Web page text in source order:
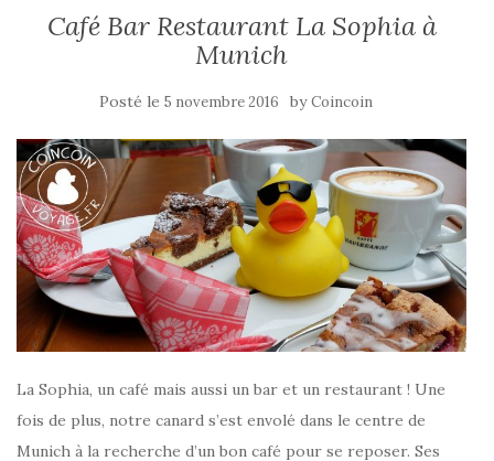
Café Bar Restaurant La Sophia à
Munich
Posté le 5 novembre 2016 byCoincoin
La Sophia, un café mais aussi un bar et un restaurant ! Une
fois de plus, notre canard s’est envolé dans le centre de
Munich à la recherche d’un bon café pour se reposer. Ses